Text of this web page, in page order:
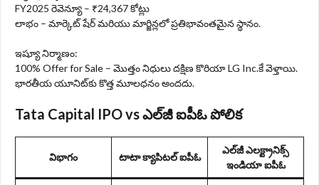
FY2025 రెవెన్యూ – ₹24,367 కోట్లు
లాభం – మార్కెట్ షేర్ మరియు మార్జిన్లలో ప్రతిభావంతమైన స్థానం.
ఇష్యూ నిర్మాణం:
100% Offer for Sale – మొత్తం నిధులు దక్షిణ కొరియా LG Inc.కే వెళ్తాయి.
భారతీయ యూనిట్‌కు కొత్త మూలధనం అందదు.
Tata Capital IPO vs ఎల్‌జీ ఐపీఓ పోలిక
విభాగం టాటా క్యాపిటల్ ఐపీఓ
ఎల్‌జీ ఎలక్ట్రానిక్స్
ఇండియా ఐపీఓ